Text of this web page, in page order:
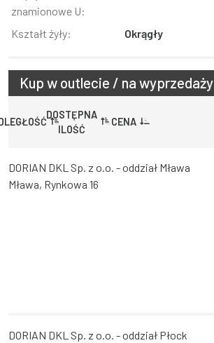
znamionowe U:
Kształt żyły: Okrągły
Kup w outlecie / na wyprzedaży
DOSTĘPNA
ILOŚĆ
CENA
DORIAN DKL Sp. z o.o. - oddział Mława
Mława, Rynkowa 16
DORIAN DKL Sp. z o.o. - oddział Płock